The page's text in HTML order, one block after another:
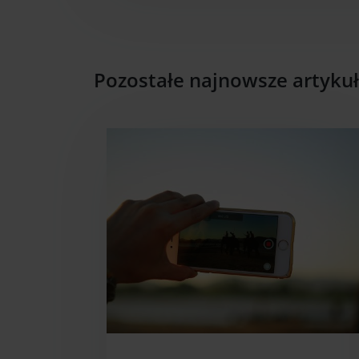
Pozostałe najnowsze